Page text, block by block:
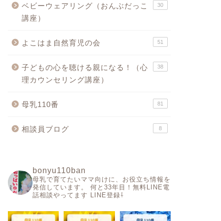
ベビーウェアリング（おんぶだっこ
講座）
30
よこはま自然育児の会 51
子どもの心を聴ける親になる！（心
理カウンセリング講座）
38
母乳110番 81
相談員ブログ 8
bonyu110ban
母乳で育てたいママ向けに、お役立ち情報を
発信しています。
何と33年目！無料LINE電
話相談やってます LINE登録⇩